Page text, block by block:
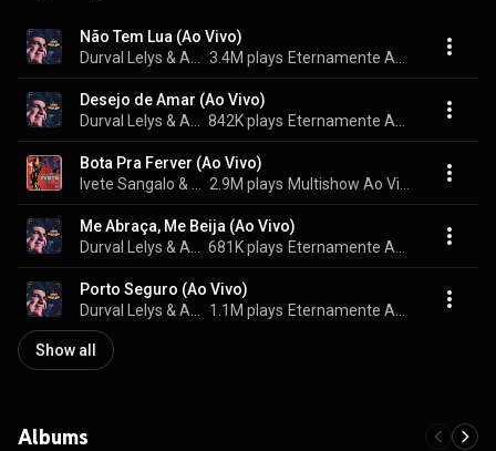
Não Tem Lua (Ao Vivo)
3.4M plays
Desejo de Amar (Ao Vivo)
842K plays
Bota Pra Ferver (Ao Vivo)
2.9M plays
Me Abraça, Me Beija (Ao Vivo)
681K plays
Porto Seguro (Ao Vivo)
1.1M plays
Show all
Albums